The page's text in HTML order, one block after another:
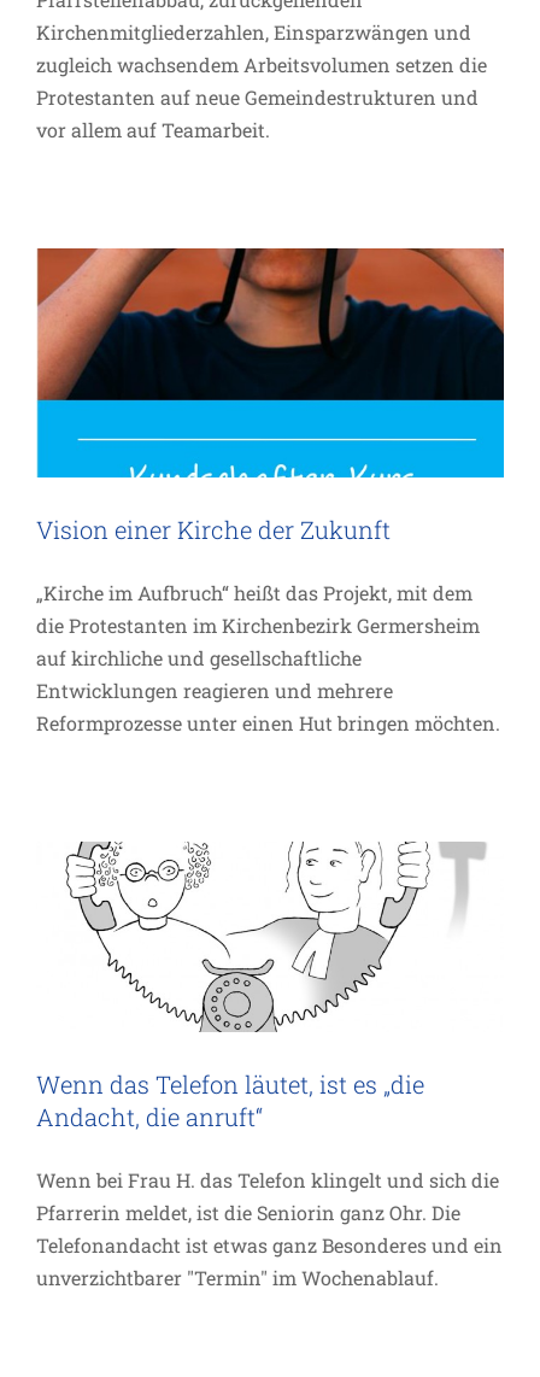
Kirchenmitgliederzahlen, Einsparzwängen und
zugleich wachsendem Arbeitsvolumen setzen die
Protestanten auf neue Gemeindestrukturen und
vor allem auf Teamarbeit.
Vision einer Kirche der Zukunft
Vision einer Kirche der Zukunft
„Kirche im Aufbruch“ heißt das Projekt, mit dem
die Protestanten im Kirchenbezirk Germersheim
auf kirchliche und gesellschaftliche
Entwicklungen reagieren und mehrere
Reformprozesse unter einen Hut bringen möchten.
Wenn das Telefon läutet, ist es „die
Wenn das Telefon läutet, ist es „die
Andacht, die anruft“
Wenn bei Frau H. das Telefon klingelt und sich die
Pfarrerin meldet, ist die Seniorin ganz Ohr. Die
Telefonandacht ist etwas ganz Besonderes und ein
unverzichtbarer "Termin" im Wochenablauf.
Zusammenwachsen, was
zusammengehört